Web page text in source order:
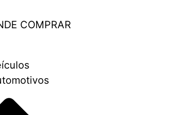
COMPRAR